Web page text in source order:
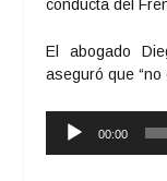
conducta del
El abogado
aseguró que
Reproductor
00:00